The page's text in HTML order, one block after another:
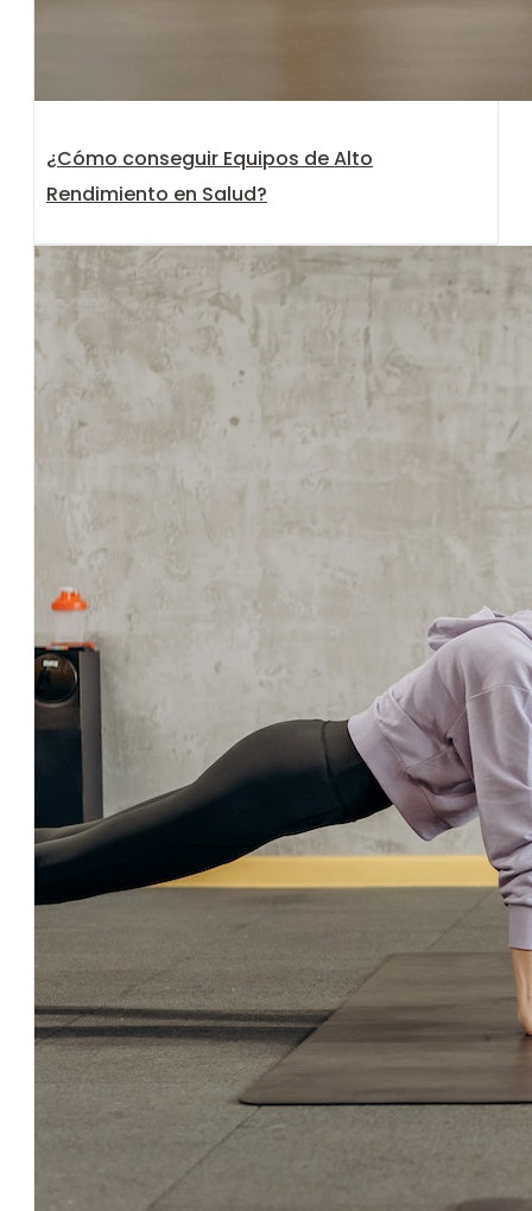
¿Cómo conseguir Equipos de Alto
Rendimiento en Salud?